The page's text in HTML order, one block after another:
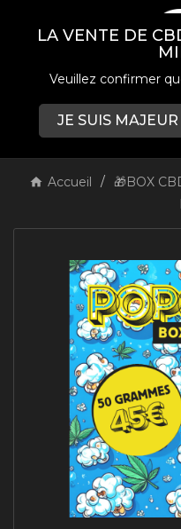
LA VENTE DE
Veuillez confirmer
JE SUIS MAJEUR
Accueil 🎁BOX